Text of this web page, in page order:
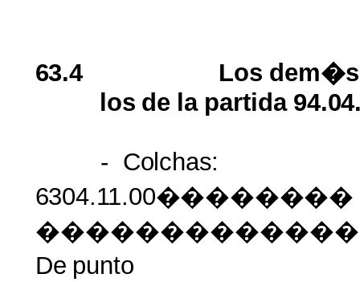
63.4 Los dem�s
los de la partida
- Colchas:
6304.11.00��������
De punto